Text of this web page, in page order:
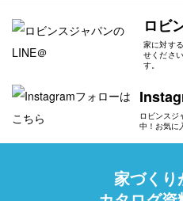
ロビ
家に対す
せくださ
す。
ロビンスジ
中！お気に
家づくり